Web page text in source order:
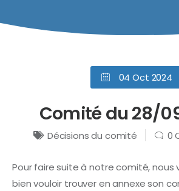
04 Oct 2024
Comité du 28/
Décisions du comité 0
Pour faire suite à notre comité, nous
bien vouloir trouver en annexe son